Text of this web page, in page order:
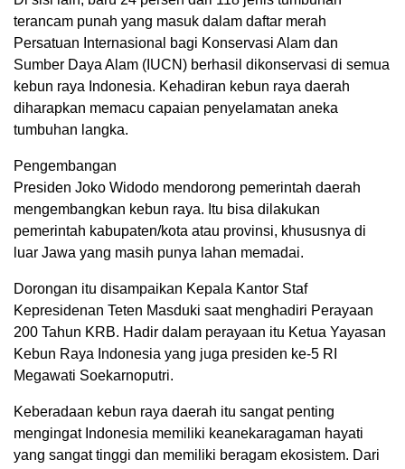
terancam punah yang masuk dalam daftar merah
Persatuan Internasional bagi Konservasi Alam dan
Sumber Daya Alam (IUCN) berhasil dikonservasi di semua
kebun raya Indonesia. Kehadiran kebun raya daerah
diharapkan memacu capaian penyelamatan aneka
tumbuhan langka.
Pengembangan
Presiden Joko Widodo mendorong pemerintah daerah
mengembangkan kebun raya. Itu bisa dilakukan
pemerintah kabupaten/kota atau provinsi, khususnya di
luar Jawa yang masih punya lahan memadai.
Dorongan itu disampaikan Kepala Kantor Staf
Kepresidenan Teten Masduki saat menghadiri Perayaan
200 Tahun KRB. Hadir dalam perayaan itu Ketua Yayasan
Kebun Raya Indonesia yang juga presiden ke-5 RI
Megawati Soekarnoputri.
Keberadaan kebun raya daerah itu sangat penting
mengingat Indonesia memiliki keanekaragaman hayati
yang sangat tinggi dan memiliki beragam ekosistem. Dari